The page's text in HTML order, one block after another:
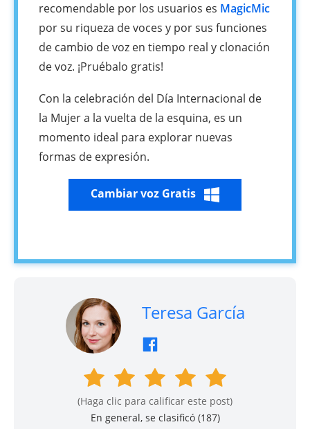
recomendable por los usuarios es MagicMic
por su riqueza de voces y por sus funciones
de cambio de voz en tiempo real y clonación
de voz. ¡Pruébalo gratis!
Con la celebración del Día Internacional de
la Mujer a la vuelta de la esquina, es un
momento ideal para explorar nuevas
formas de expresión.
Cambiar voz Gratis
Teresa García
(Haga clic para calificar este post)
En general, se clasificó (187)